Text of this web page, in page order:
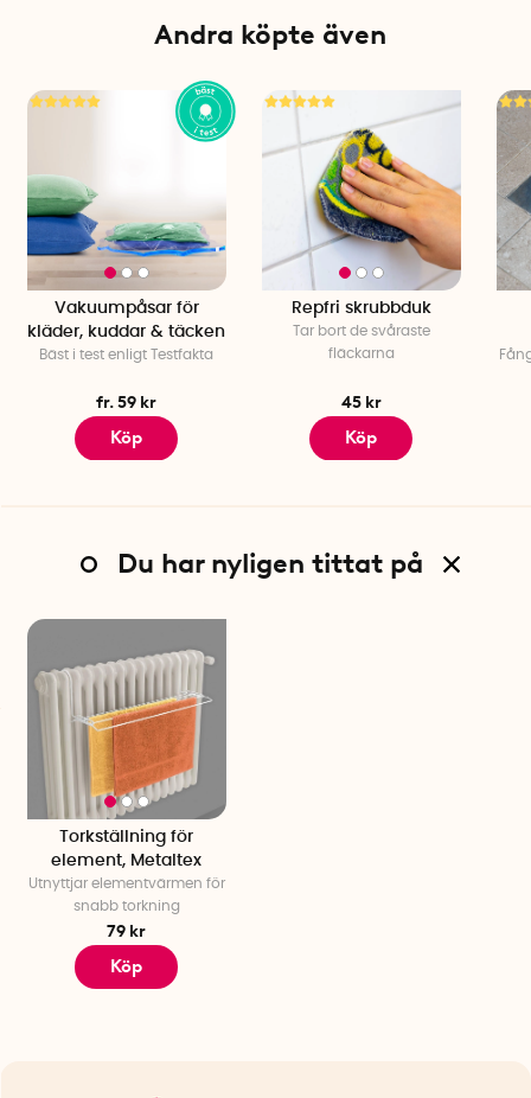
Material: Vitlackerad metall
Andra köpte även
Vakuumpåsar för
kläder, kuddar & täcken
Bäst i test enligt Testfakta
fr. 59 kr
Köp
Repfri skrubbduk
Tar bort de svåraste
fläckarna
45 kr
Köp
Du har nyligen tittat på
Torkställning för
element, Metaltex
Utnyttjar elementvärmen för
snabb torkning
79 kr
Köp